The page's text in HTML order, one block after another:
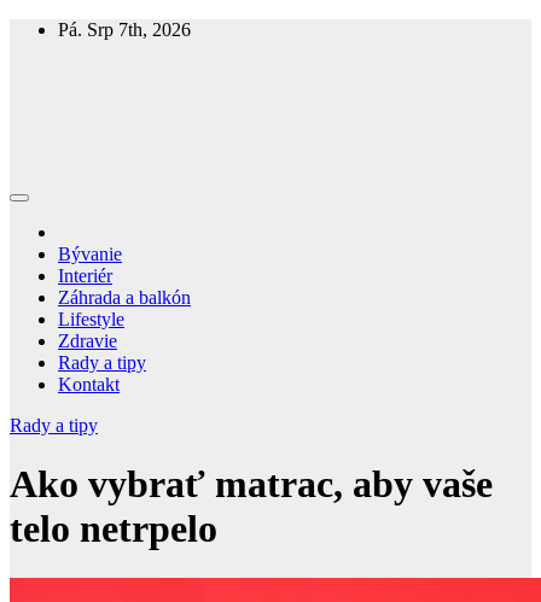
Skip
Pá. Srp 7th, 2026
Bývanie
Interiér
Záhrada a balkón
Lifestyle
Zdravie
Rady a tipy
Kontakt
Rady a tipy
Ako vybrať matrac, aby vaše
telo netrpelo